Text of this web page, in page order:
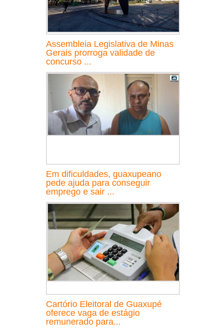
Assembleia Legislativa de Minas
Gerais prorroga validade de
concurso ...
Em dificuldades, guaxupeano
pede ajuda para conseguir
emprego e sair ...
Cartório Eleitoral de Guaxupé
oferece vaga de estágio
remunerado para...